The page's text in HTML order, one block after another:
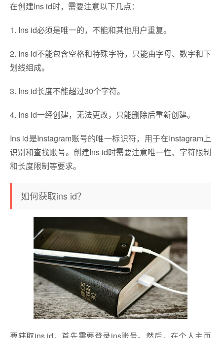
在创建Ins id时，需要注意以下几点：
1. Ins id必须是唯一的，不能和其他用户重复。
2. Ins id不能包含空格和特殊字符，只能由字母、数字和下
划线组成。
3. Ins id长度不能超过30个字符。
4. Ins id一经创建，无法更改，只能删除后重新创建。
Ins id是Instagram账号的唯一标识符，用于在Instagram上
识别和查找账号。创建Ins id时需要注意唯一性、字符限制
和长度限制等要求。
如何获取ins id？